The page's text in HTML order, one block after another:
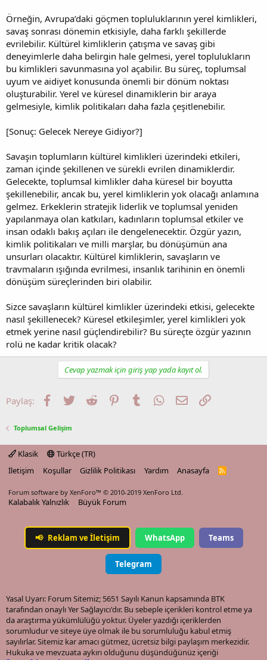
Örneğin, Avrupa’daki göçmen topluluklarının yerel kimlikleri,
savaş sonrası dönemin etkisiyle, daha farklı şekillerde
evrilebilir. Kültürel kimliklerin çatışma ve savaş gibi
deneyimlerle daha belirgin hale gelmesi, yerel toplulukların
bu kimlikleri savunmasına yol açabilir. Bu süreç, toplumsal
uyum ve aidiyet konusunda önemli bir dönüm noktası
oluşturabilir. Yerel ve küresel dinamiklerin bir araya
gelmesiyle, kimlik politikaları daha fazla çeşitlenebilir.
[Sonuç: Gelecek Nereye Gidiyor?]
Savaşın toplumların kültürel kimlikleri üzerindeki etkileri,
zaman içinde şekillenen ve sürekli evrilen dinamiklerdir.
Gelecekte, toplumsal kimlikler daha küresel bir boyutta
şekillenebilir, ancak bu, yerel kimliklerin yok olacağı anlamına
gelmez. Erkeklerin stratejik liderlik ve toplumsal yeniden
yapılanmaya olan katkıları, kadınların toplumsal etkiler ve
insan odaklı bakış açıları ile dengelenecektir. Özgür yazın,
kimlik politikaları ve milli marşlar, bu dönüşümün ana
unsurları olacaktır. Kültürel kimliklerin, savaşların ve
travmaların ışığında evrilmesi, insanlık tarihinin en önemli
dönüşüm süreçlerinden biri olabilir.
Sizce savaşların kültürel kimlikler üzerindeki etkisi, gelecekte
nasıl şekillenecek? Küresel etkileşimler, yerel kimlikleri yok
etmek yerine nasıl güçlendirebilir? Bu süreçte özgür yazının
rolü ne kadar kritik olacak?
Cevap yazmak için giriş yap yada kayıt ol.
Paylaş: Facebook
TwitterReddit PinterestTumblrWhatsApp
E-postaLink
Toplumsal Gelişim
Klasik
Türkçe (TR)
İletişim
Koşullar Gizlilik Politikası Yardım Anasayfa
R
Forum software by XenForo™ © 2010-2019 XenForo Ltd.
Kalabalık Yalnızlık Büyük Forum
📢 Reklam ve İletişim WhatsApp Teams
Telegram
Yasal Uyarı: Forum Sitemiz; 5651 Sayılı Kanun kapsamında BTK
tarafından onaylı Yer Sağlayıcı'dır. Bu sebeple içerikleri kontrol etme ya
da araştırma yükümlülüğü yoktur. Üyeler yazdığı içeriklerden
sorumludur ve siteye üye olmak ile bu sorumluluğu kabul etmiş
sayılırlar. Sitemiz kar amacı gütmez, ücretsiz bilgi paylaşım merkezidir.
Hukuka ve mevzuata aykırı olduğunu düşündüğünüz içeriği